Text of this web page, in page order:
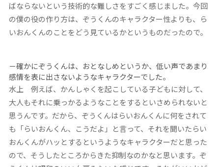
ばならないという技術的な難しさをすごく感じました。今回
の僕の役の作り方は、ぞうくんのキャラクター性よりも、ら
いおんくんのことをどう見ているかというものだったので。
－確かにぞうくんは、おとなしめというか、低い声であまり
感情を表に出さないようなキャラクターでした。
水上例えば、かんしゃくを起こしている子どもに対して、
大人もそれに乗っかるようなことをするといさめられないと
思うんです。だから、ぞうくんはらいおんくんに何をされて
も「らいおんくん、こうだよ」と言って、それを聞いたらい
おんくんがハッとするというようなキャラクターだと思った
ので、そうしたところからきた抑制なのかなと思います。ぞ